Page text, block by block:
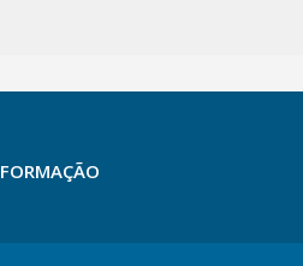
FORMAÇÃO